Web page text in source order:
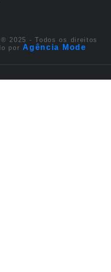
2025 - Todos os direitos
porAgência Mode